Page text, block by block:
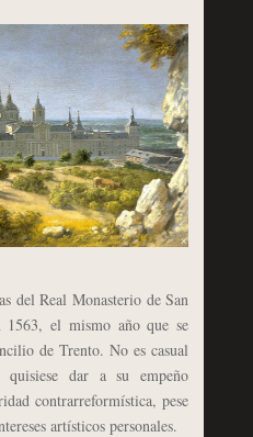
Real Monasterio de San
el mismo año que se
de Trento. No es casual
quisiese dar a su empeño
contrarreformística, pese
artísticos personales.